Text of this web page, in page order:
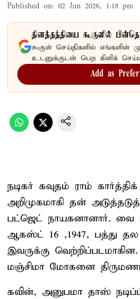
Published on: 02 Jun 2026, 1:18 pm
தினத்தந்தியை கூகுளில்
கூகுள் செய்திகளில் எங்களின்
உடனுக்குடன் பெற கிளிக்
Add as
நடிகர் கவுதம் ராம்
அறிமுகமாகி தன்
பட்ஜெட் நாயகனானார். வை
ஆகஸ்ட் 16 ,1947, பத்து
இவருக்கு
மஞ்சிமா மோகனை
கவின், அனுபமா தாஸ்